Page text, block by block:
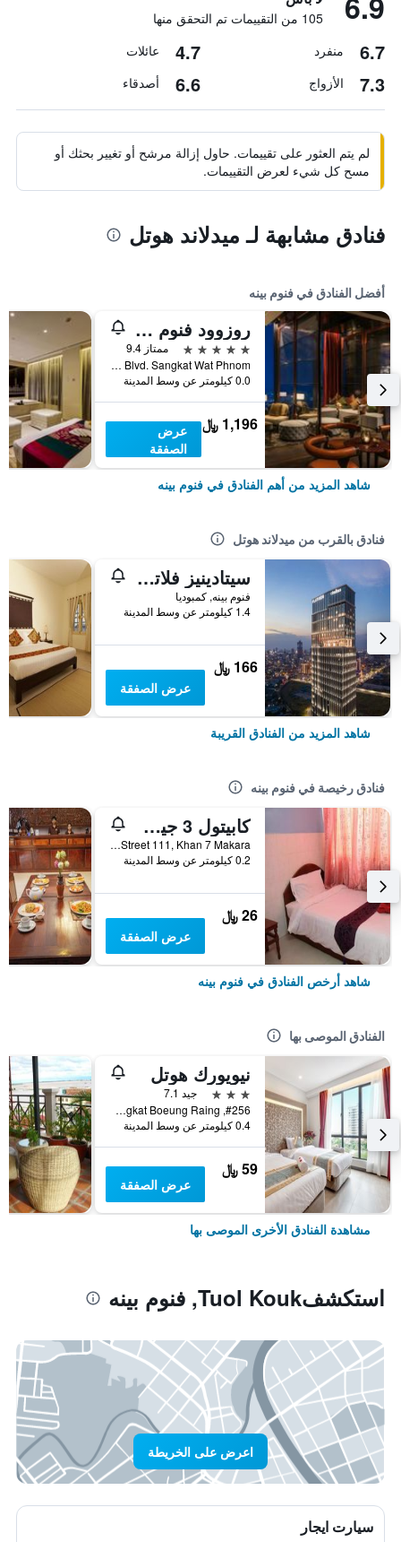
105 من التقييمات تم التحقق منها
6.7 منفرد 4.7 عائلات
7.3 الأزواج 6.6 أصدقاء
لم يتم العثور على تقييمات. حاول إزالة مرشح أو تغيير بحثك أو
مسح كل شيء لعرض التقييمات.
فنادق مشابهة لـ ميدلاند هوتل
أفضل الفنادق في فنوم بينه
روزوود فنوم بين
5 نجوم
ممتاز 9.4
No. 66 Monivong Blvd. Sangkat Wat Phnom, فنوم بينه, كمبوديا
0.0 كيلومتر عن وسط المدينة
1,196 ﷼
عرض
الصفقة
شاهد المزيد من أهم الفنادق في فنوم بينه
فنادق بالقرب من ميدلاند هوتل
سيتادينيز فلاتيرون فنوم بين
فنوم بينه, كمبوديا
1.4 كيلومتر عن وسط المدينة
166 ﷼
عرض الصفقة
شاهد المزيد من الفنادق القريبة
فنادق رخيصة في فنوم بينه
كابيتول 3 جيست هاوس
6CE0, Street 111, Khan 7 Makara, فنوم بينه, كمبوديا
0.2 كيلومتر عن وسط المدينة
26 ﷼
عرض الصفقة
شاهد أرخص الفنادق في فنوم بينه
الفنادق الموصى بها
نيويورك هوتل
3 نجوم
جيد 7.1
#256, Street Monivong Blvd, Sangkat Boeung Raing, فنوم بينه, كمبوديا
0.4 كيلومتر عن وسط المدينة
59 ﷼
عرض الصفقة
مشاهدة الفنادق الأخرى الموصى بها
استكشفTuol Kouk, فنوم بينه
اعرض على الخريطة
سيارت ايجار